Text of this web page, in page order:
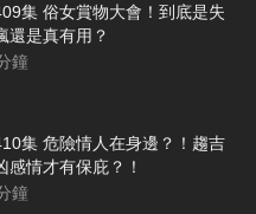
集 俗女賞物大會！到底是失
還是真有用？
鐘
集 危險情人在身邊？！趨吉
感情才有保庇？！
鐘